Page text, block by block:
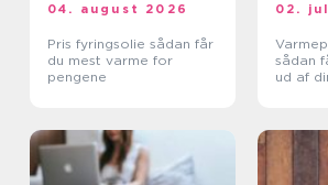
04. august 2026
Pris fyringsolie sådan får
du mest varme for
pengene
02.
sådan
ud af